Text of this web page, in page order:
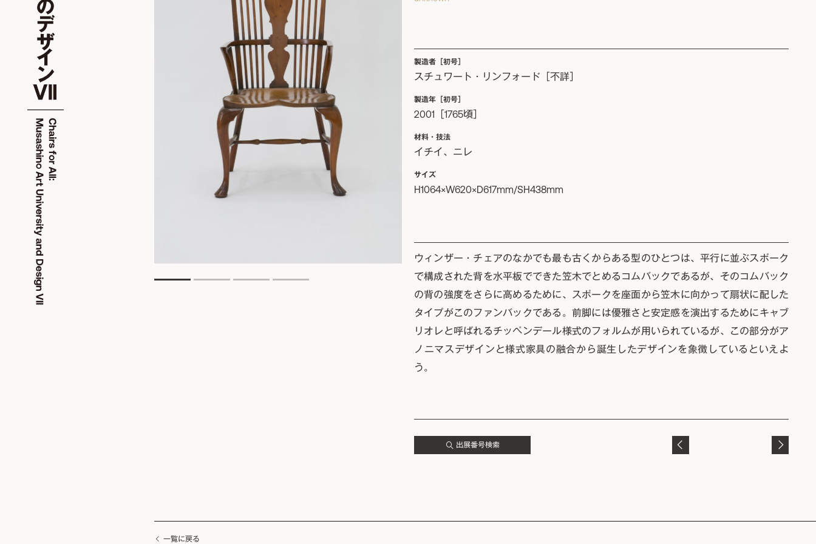
製造者［初号］
スチュワート・リンフォード［不詳］
製造年［初号］
2001［1765頃］
材料・技法
イチイ、ニレ
サイズ
H1064×W620×D617mm/SH438mm
ウィンザー・チェアのなかでも最も古くからある型のひとつは、平行に並ぶスポーク
で構成された背を水平板でできた笠木でとめるコムバックであるが、そのコムバック
の背の強度をさらに高めるために、スポークを座面から笠木に向かって扇状に配した
タイプがこのファンバックである。前脚には優雅さと安定感を演出するためにキャブ
リオレと呼ばれるチッペンデール様式のフォルムが用いられているが、この部分がア
ノニマスデザインと様式家具の融合から誕生したデザインを象徴しているといえよ
う。
出展番号検索
一覧に戻る